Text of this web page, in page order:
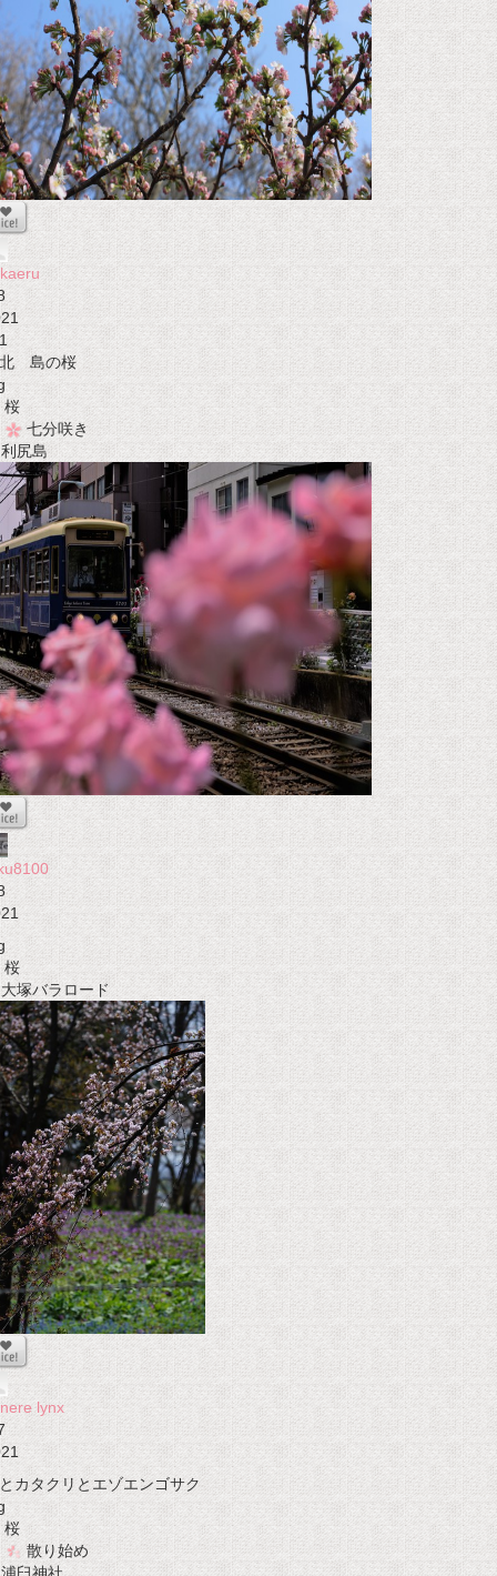
1
島の桜
桜
七分咲き
尻島
桜
塚バラロード
lynx
カタクリとエゾエンゴサク
桜
散り始め